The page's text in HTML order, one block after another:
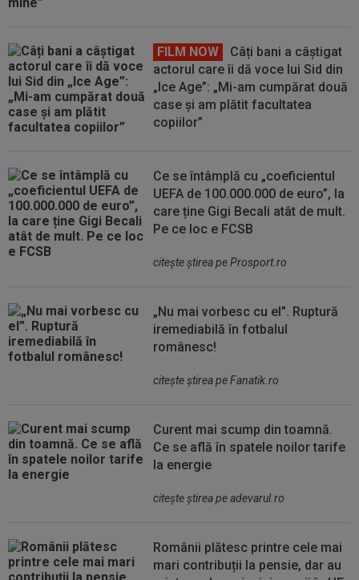
FILM NOW
Câți bani a câștigat
actorul care îi dă voce lui Sid din
„Ice Age”: „Mi-am cumpărat două
case și am plătit facultatea
copiilor”
Ce se întâmplă cu „coeficientul
UEFA de 100.000.000 de euro”, la
care ține Gigi Becali atât de mult.
Pe ce loc e FCSB
citeşte ştirea pe Prosport.ro
„Nu mai vorbesc cu el”. Ruptură
iremediabilă în fotbalul
românesc!
citeşte ştirea pe Fanatik.ro
Curent mai scump din toamnă.
Ce se află în spatele noilor tarife
la energie
citeşte ştirea pe adevarul.ro
Românii plătesc printre cele mai
mari contribuții la pensie, dar au